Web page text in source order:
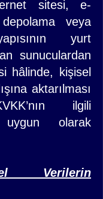
sitesi, e-
veya
yurt
sunuculardan
hâlinde, kişisel
aktarılması
ilgili
uygun olarak
Verilerin